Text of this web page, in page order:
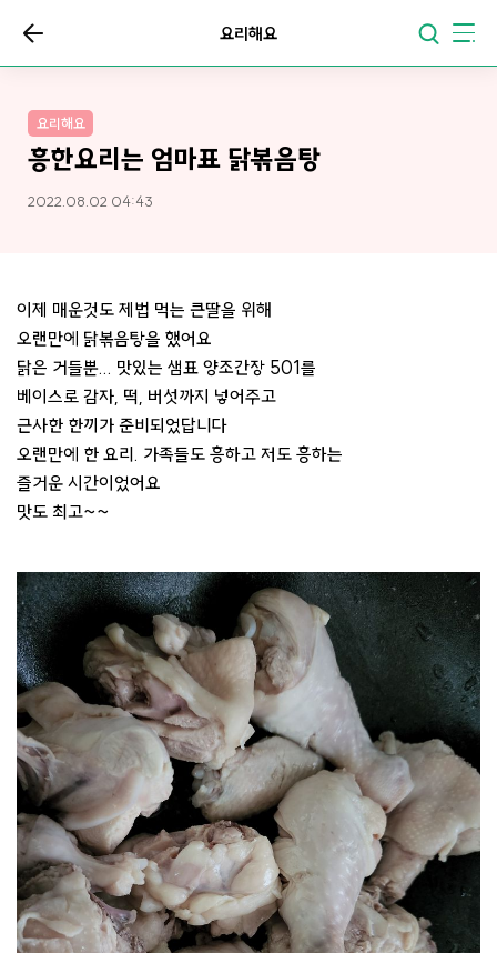
요리해요
요리해요
흥한요리는 엄마표 닭볶음탕
2022.08.02 04:43
이제 매운것도 제법 먹는 큰딸을 위해
오랜만에 닭볶음탕을 했어요
닭은 거들뿐... 맛있는 샘표 양조간장 501를
베이스로 감자, 떡, 버섯까지 넣어주고
근사한 한끼가 준비되었답니다
오랜만에 한 요리. 가족들도 흥하고 저도 흥하는
즐거운 시간이었어요
맛도 최고~~